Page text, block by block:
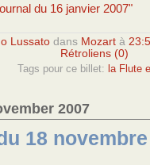
du 16 janvier 2007"
Lussatodans Mozartà
Rétroliens (0)
Tags pour ce billet: la Flute
2007
18